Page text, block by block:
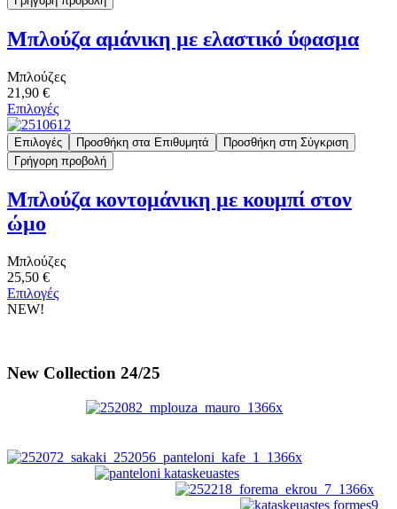
Μπλούζα αμάνικη με ελαστικό ύφασμα
Μπλούζες
21,90 €
Επιλογές
Επιλογές Προσθήκη στα Επιθυμητά
Προσθήκη στη Σύγκριση
Γρήγορη προβολή
Μπλούζα κοντομάνικη με κουμπί στον
ώμο
Μπλούζες
25,50 €
Επιλογές
NEW!
New Collection 24/25